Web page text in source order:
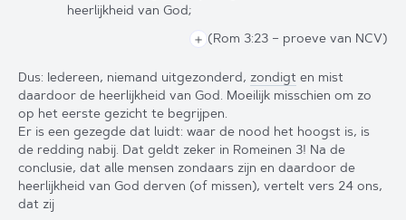
heerlijkheid van God;
(Rom 3:23 – proeve van NCV)
＋
Dus: Iedereen, niemand uitgezonderd, zondigt en mist
daardoor de heerlijkheid van God. Moeilijk misschien om zo
op het eerste gezicht te begrijpen.
Er is een gezegde dat luidt: waar de nood het hoogst is, is
de redding nabij. Dat geldt zeker in Romeinen 3! Na de
conclusie, dat alle mensen zondaars zijn en daardoor de
heerlijkheid van God derven (of missen), vertelt vers 24 ons,
dat zij